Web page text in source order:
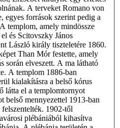
A terveket Romano von
egyes források szerint pedig a
templom, amely mindössze
és Scitovszky János
László király tiszteletére 1860.
Than Mór festette, amely
során elveszett. A ma látható
A templom 1886-ban
kialakításra a belső kórus
látta el a templomtornyot
belső mennyezettel 1913-ban
1902-től
plébániából kihasítva